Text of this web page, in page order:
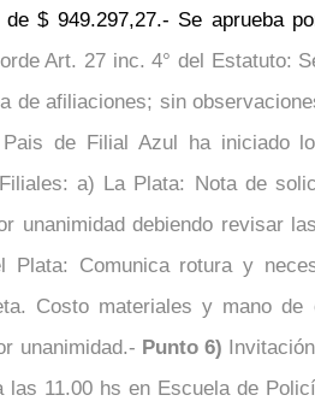
$ 949.297,27.- Se aprueba
Art. 27 inc. 4° del Estatuto:
de afiliaciones; sin
Pais de Filial Azul ha iniciado
Filiales: a) La Plata: Nota de
unanimidad debiendo revisar
Plata: Comunica rotura y
Costo materiales y mano
unanimidad.- Punto 6)
las 11.00 hs en Escuela de